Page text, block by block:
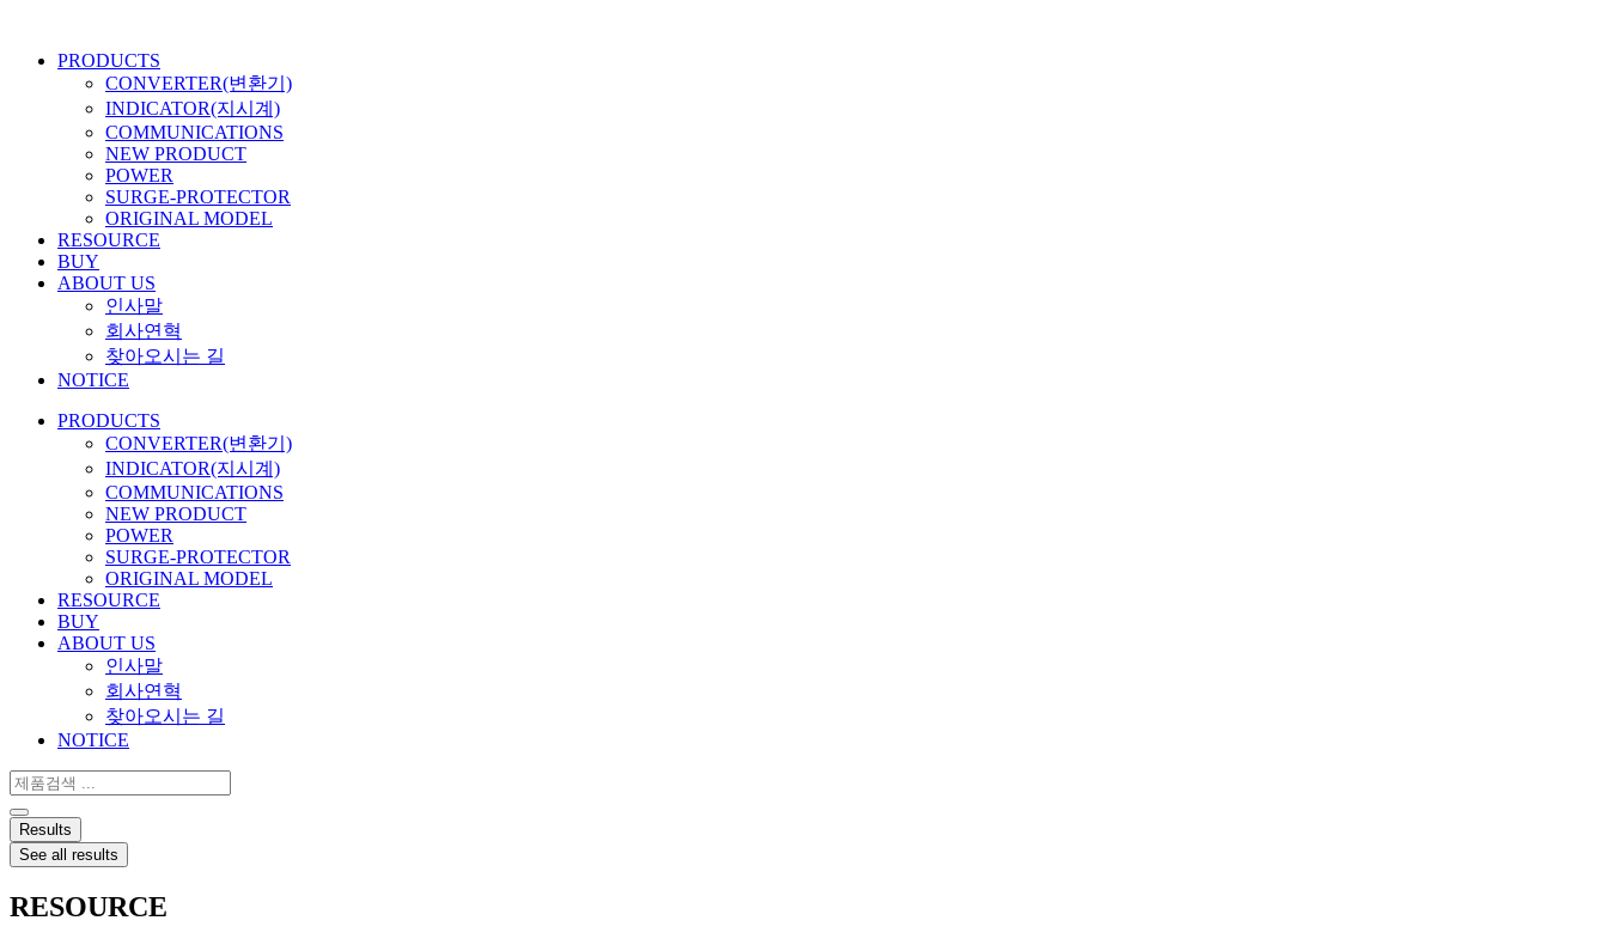
PRODUCTS
CONVERTER(변환기)
INDICATOR(지시계)
COMMUNICATIONS
NEW PRODUCT
POWER
SURGE-PROTECTOR
ORIGINAL MODEL
RESOURCE
BUY
ABOUT US
인사말
회사연혁
찾아오시는 길
NOTICE
PRODUCTS
CONVERTER(변환기)
INDICATOR(지시계)
COMMUNICATIONS
NEW PRODUCT
POWER
SURGE-PROTECTOR
ORIGINAL MODEL
RESOURCE
BUY
ABOUT US
인사말
회사연혁
찾아오시는 길
NOTICE
Search
...
Results
See all results
RESOURCE